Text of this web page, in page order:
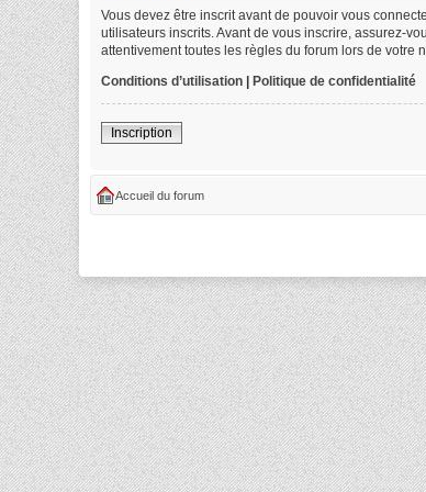
Vous devez être inscrit avant de pouvoir vous
utilisateurs inscrits. Avant de vous inscrire, assurez-
attentivement toutes les règles du forum lors de votre
Conditions d’utilisation | Politique de confidentialité
Inscription
Accueil du forum